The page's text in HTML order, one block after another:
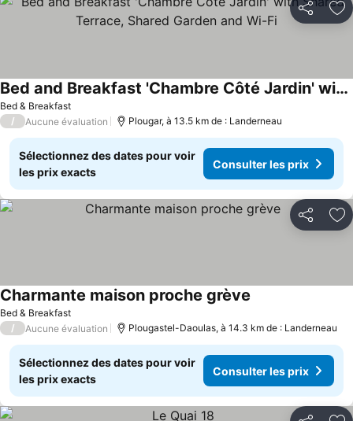
Partager
Bed & Breakfast
Bed and Breakfast 'Chambre Côté Jardin' with Shared Terrace, Shared Garden and Wi-Fi
/ Aucune évaluation Plougar, à 13.5 km de : Landerneau
Sélectionnez des dates pour voir
les prix exacts
Consulter les prix
Partager
Bed & Breakfast
Charmante maison proche grève
/ Aucune évaluation Plougastel-Daoulas, à 14.3 km de : Landerneau
Sélectionnez des dates pour voir
les prix exacts
Consulter les prix